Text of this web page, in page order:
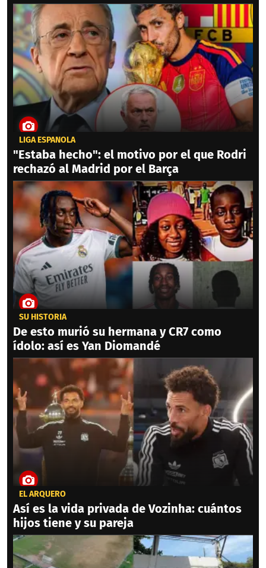
LIGA ESPAÑOLA
"Estaba hecho": el motivo por el que Rodri
rechazó al Madrid por el Barça
SU HISTORIA
De esto murió su hermana y CR7 como
ídolo: así es Yan Diomandé
EL ARQUERO
Así es la vida privada de Vozinha: cuántos
hijos tiene y su pareja